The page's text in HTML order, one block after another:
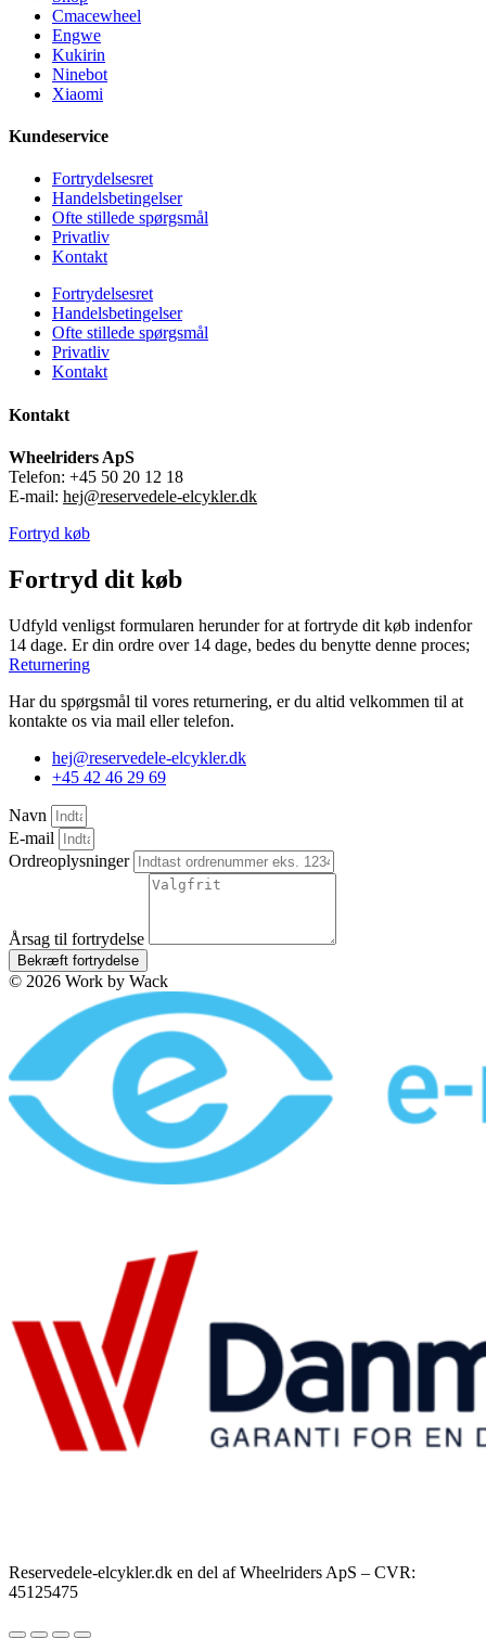
Cmacewheel
Engwe
Kukirin
Ninebot
Xiaomi
Kundeservice
Fortrydelsesret
Handelsbetingelser
Ofte stillede spørgsmål
Privatliv
Kontakt
Fortrydelsesret
Handelsbetingelser
Ofte stillede spørgsmål
Privatliv
Kontakt
Kontakt
Wheelriders ApS
Telefon: +45 50 20 12 18
E-mail: hej@reservedele-elcykler.dk
Fortryd køb
Fortryd dit køb
Udfyld venligst formularen herunder for at fortryde dit køb indenfor
14 dage. Er din ordre over 14 dage, bedes du benytte denne proces;
Returnering
Har du spørgsmål til vores returnering, er du altid velkommen til at
kontakte os via mail eller telefon.
hej@reservedele-elcykler.dk
+45 42 46 29 69
Navn
E-mail
Ordreoplysninger
Årsag til fortrydelse
Bekræft fortrydelse
© 2026 Work by Wack
Reservedele-elcykler.dk en del af Wheelriders ApS – CVR:
45125475